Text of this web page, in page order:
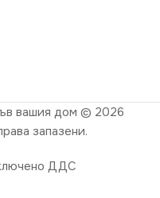
вашия дом © 2026
запазени.
ДДС